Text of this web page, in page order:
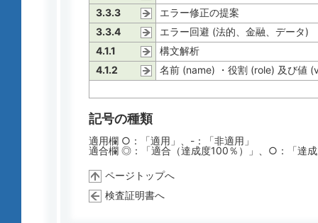
3.3.3
エラー修正の提案
3.3.4
エラー回避 (法的、金融、データ)
4.1.1
構文解析
4.1.2
名前 (name) ・役割 (role) 及び値
記号の種類
適用欄 ○：「適用」、-：「非適用」
適合欄 ◎：「適合（達成度100％）」、○：「達
ページトップへ
検査証明書へ